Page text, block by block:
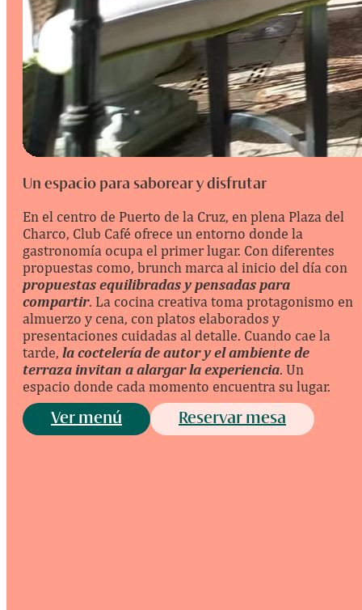
Un espacio para saborear y disfrutar
En el centro de Puerto de la Cruz, en plena Plaza del
Charco, Club Café ofrece un entorno donde la
gastronomía ocupa el primer lugar. Con diferentes
propuestas como, brunch marca al inicio del día con
propuestas equilibradas y pensadas para
compartir. La cocina creativa toma protagonismo en
almuerzo y cena, con platos elaborados y
presentaciones cuidadas al detalle. Cuando cae la
tarde, la coctelería de autor y el ambiente de
terraza invitan a alargar la experiencia. Un
espacio donde cada momento encuentra su lugar.
Ver menú Reservar mesa